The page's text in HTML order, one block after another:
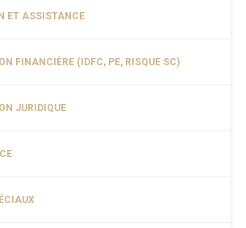
ET ASSISTANCE
FINANCIÈRE (IDFC, PE, RISQUE SC)
JURIDIQUE